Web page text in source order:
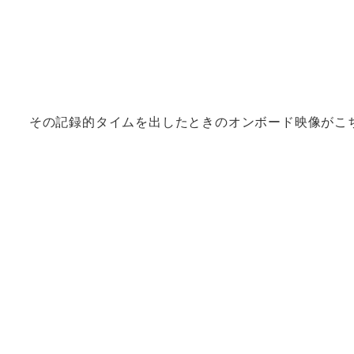
その記録的タイムを出したときのオンボード映像がこ